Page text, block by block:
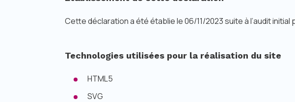
Cette déclaration a été établie le 06/11/2023 suite à l’audit
Technologies utilisées pour la réalisation du site
HTML5
SVG